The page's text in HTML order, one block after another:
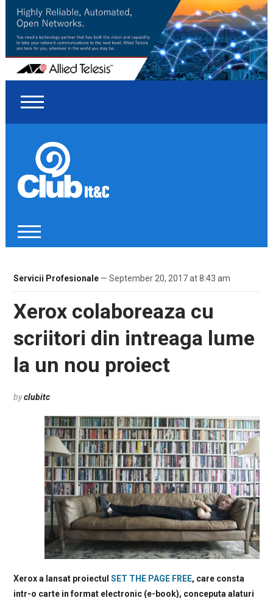
Servicii Profesionale— September 20, 2017 at 8:43 am
Xerox colaboreaza cu
scriitori din intreaga lume
la un nou proiect
byclubitc
Xerox a lansat proiectul SET THE PAGE FREE, care consta
intr-o carte in format electronic (e-book), conceputa alaturi